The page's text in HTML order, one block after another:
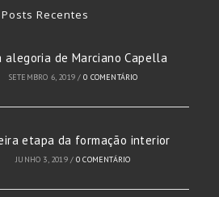
Posts Recentes
alegoria de Marciano Capella
SETEMBRO 6, 2019 / 0 COMENTÁRIO
etapa da formação interior
JUNHO 3, 2019 / 0 COMENTÁRIO